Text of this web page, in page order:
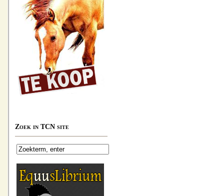
Zoek in TCN site